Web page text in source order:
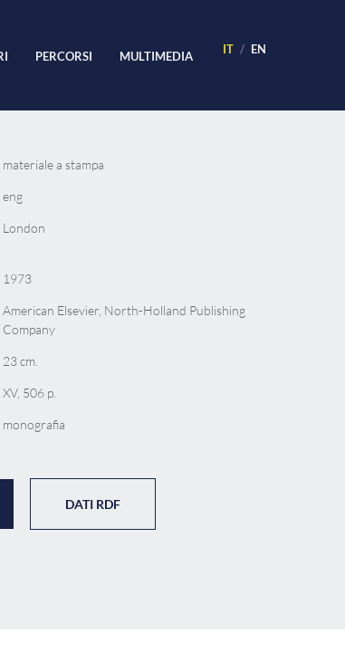
PERCORSI MULTIMEDIA IT EN
materiale a stampa
eng
London
1973
American Elsevier, North-Holland Publishing
Company
23 cm.
XV, 506 p.
monografia
DATI RDF